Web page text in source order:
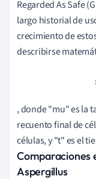
Regarded As Safe
largo historial de
crecimiento de
describirse
, donde "mu" es la
recuento final de
células, y "t" es el
Comparaciones
Aspergillus